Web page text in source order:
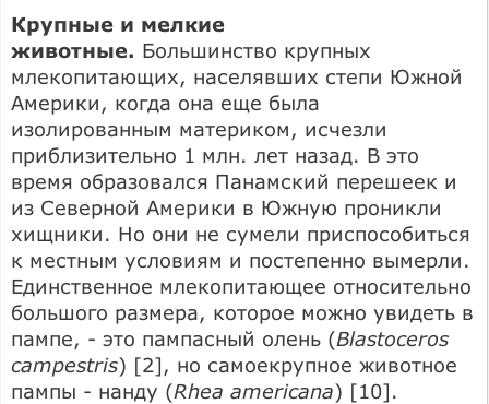
Крупные и мелкие
животные. Большинство крупных
млекопитающих, населявших степи Южной
Америки, когда она еще была
изолированным материком, исчезли
приблизительно 1 млн. лет назад. В это
время образовался Панамский перешеек и
из Северной Америки в Южную проникли
хищники. Но они не сумели приспособиться
к местным условиям и постепенно вымерли.
Единственное млекопитающее относительно
большого размера, которое можно увидеть в
пампе, - это пампасный олень (Blastoceros
campestris) [2], но самоекрупное животное
пампы - нанду (Rhea americana) [10].